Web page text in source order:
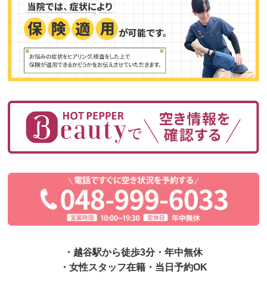
・越谷駅から徒歩3分・年中無休
・女性スタッフ在籍・当日予約OK